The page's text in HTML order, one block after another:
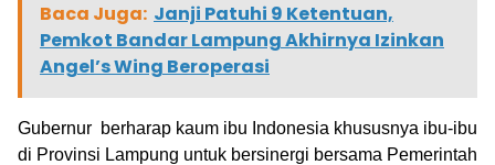
Baca Juga: Janji Patuhi 9 Ketentuan,
Pemkot Bandar Lampung Akhirnya Izinkan
Angel’s Wing Beroperasi
Gubernur berharap kaum ibu Indonesia khususnya ibu-ibu
di Provinsi Lampung untuk bersinergi bersama Pemerintah